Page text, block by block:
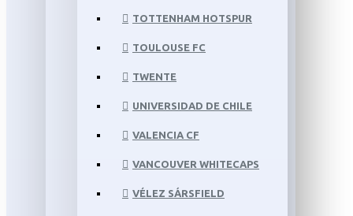
TOTTENHAM HOTSPUR
TOULOUSE FC
TWENTE
UNIVERSIDAD DE CHILE
VALENCIA CF
VANCOUVER WHITECAPS
VÉLEZ SÁRSFIELD